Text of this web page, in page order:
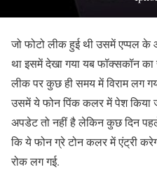
जो फोटो लीक हुई थी उसमें एप्पल के
था इसमें देखा गया यब फॉक्सकॉन
लीक पर कुछ ही समय में विराम लग
उसमें ये फोन पिंक कलर में पेश किया
अपडेट तो नहीं है लेकिन कुछ दिन
कि ये फोन ग्रे टोन कलर में एंट्री
रोक लग गई.